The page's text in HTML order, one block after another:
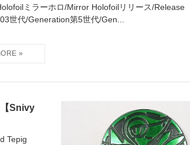
ミラーホロ/Mirror Holofoilリリース/Release
世代/Generation第5世代/Gen...
Snivy
Tepig